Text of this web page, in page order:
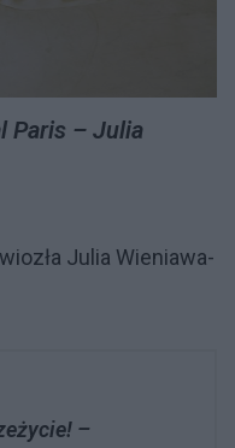
Paris – Julia
Julia Wieniawa-
–